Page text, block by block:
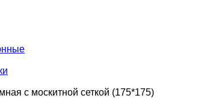
с москитной сеткой (175*175)